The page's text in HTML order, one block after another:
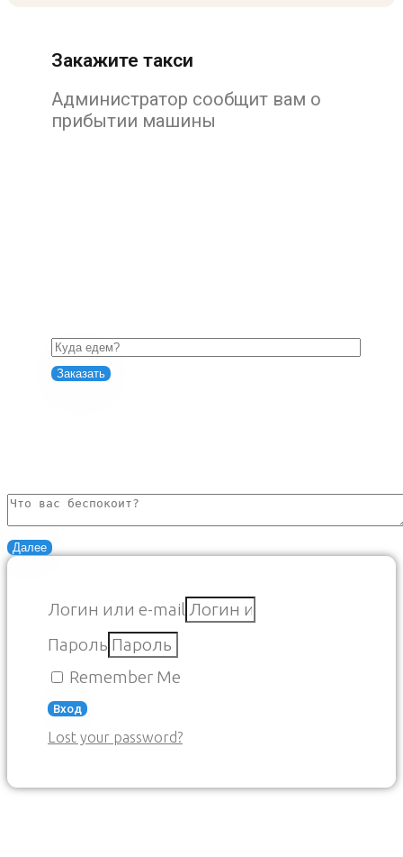
Закажите такси
Администратор сообщит вам о
прибытии машины
Заказать
Далее
Логин или e-mail
Пароль
Remember Me
Вход
Lost your password?